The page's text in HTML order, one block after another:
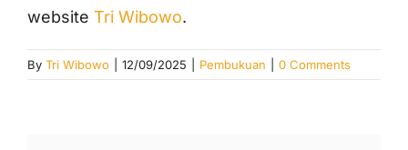
website Tri Wibowo.
By Tri Wibowo 12/09/2025 Pembukuan 0 Comments